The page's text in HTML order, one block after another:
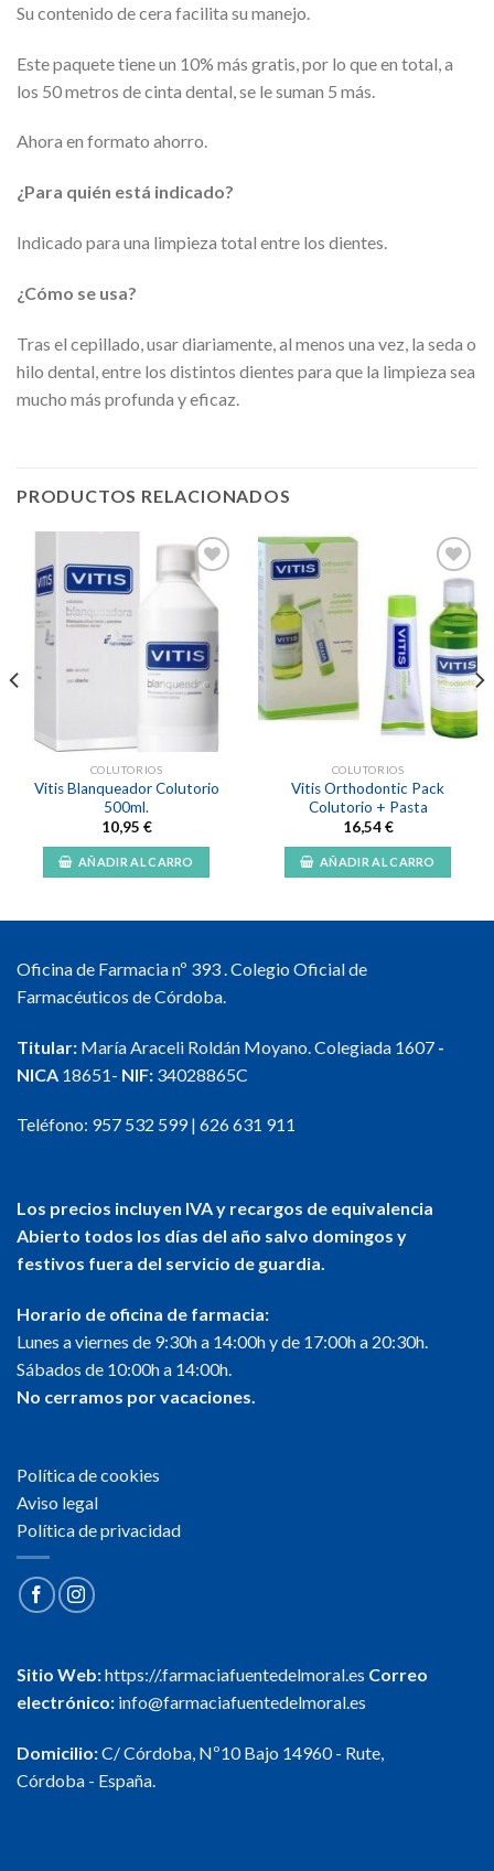
Su contenido de cera facilita su manejo.
Este paquete tiene un 10% más gratis, por lo que en total, a
los 50 metros de cinta dental, se le suman 5 más.
Ahora en formato ahorro.
¿Para quién está indicado?
Indicado para una limpieza total entre los dientes.
¿Cómo se usa?
Tras el cepillado, usar diariamente, al menos una vez, la seda o
hilo dental, entre los distintos dientes para que la limpieza sea
mucho más profunda y eficaz.
PRODUCTOS RELACIONADOS
a la
lista de
deseos
COLUTORIOS
Vitis Blanqueador Colutorio
500ml.
10,95 €
AÑADIR AL CARRO
Añadir
a la
lista de
deseos
COLUTORIOS
Vitis Orthodontic Pack
Colutorio + Pasta
16,54€
AÑADIR AL CARRO
Oficina de Farmacia nº 393 . Colegio Oficial de
Farmacéuticos de Córdoba.
Titular: María Araceli Roldán Moyano. Colegiada 1607 -
NICA 18651- NIF: 34028865C
Teléfono: 957 532 599| 626 631 911
Los precios incluyen IVA y recargos de equivalencia
Abierto todos los días del año salvo domingos y
festivos fuera del servicio de guardia.
Horario de oficina de farmacia:
Lunes a viernes de 9:30h a 14:00h y de 17:00h a 20:30h.
Sábados de 10:00h a 14:00h.
No cerramos por vacaciones.
Política de cookies
Aviso legal
Política de privacidad
Sitio Web:https://.farmaciafuentedelmoral.es Correo
electrónico: info@farmaciafuentedelmoral.es
Domicilio:C/ Córdoba, Nº10 Bajo 14960 - Rute,
Córdoba - España.